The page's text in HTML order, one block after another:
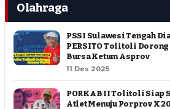
Olahraga
PSSI Sulawesi Tengah
PERSITO Tolitoli
Bursa Ketum Asprov
11 Des 2025
PORKAB II Tolitoli Siap
Atlet Menuju Porprov X